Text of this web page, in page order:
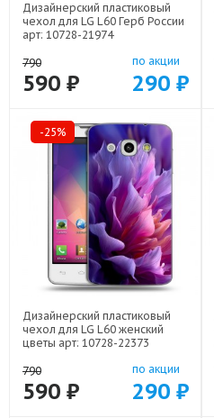
Дизайнерский пластиковый
чехол для LG L60 Герб России
арт: 10728-21974
790
590 ₽
по акции
290 ₽
-25%
Дизайнерский пластиковый
чехол для LG L60 женский
цветы арт: 10728-22373
790
590 ₽
по акции
290 ₽